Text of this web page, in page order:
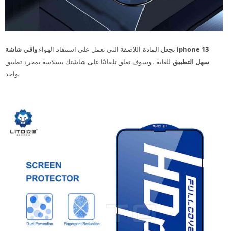
تجعل المادة اللاصقة التي تعمل على استنفاد الهواء واقي شاشة iphone 13
سهل التطبيق للغاية ، وسوف تعلق تلقائيًا على شاشتك بسلاسة بمجرد تطبيق
واحد.